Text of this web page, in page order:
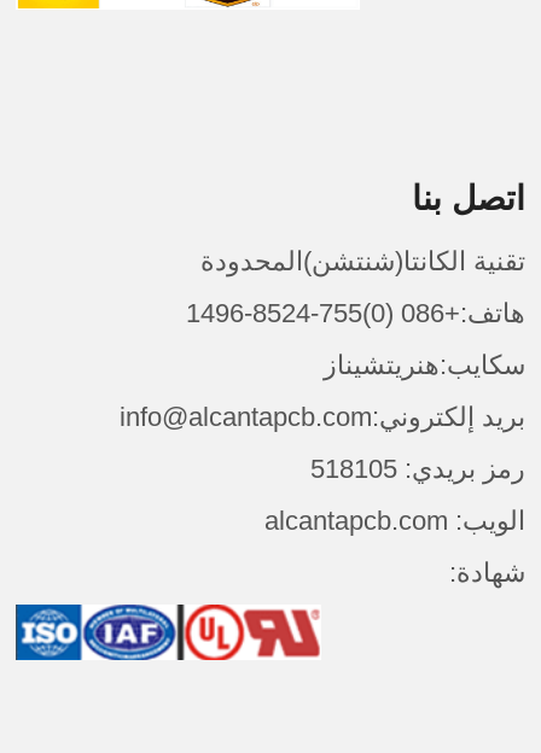
اتصل بنا
تقنية الكانتا(شنتشن)المحدودة
هاتف:+086 (0)755-8524-1496
سكايب:هنريتشيناز
بريد إلكتروني:info@alcantapcb.com
رمز بريدي: 518105
الويب: alcantapcb.com
شهادة: